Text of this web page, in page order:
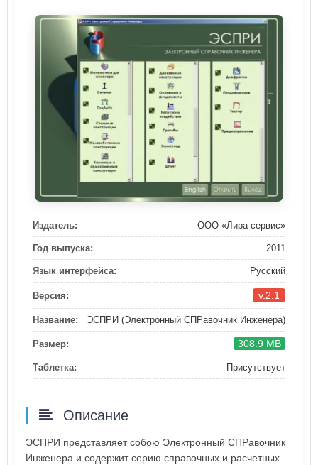
Издатель: ООО «Лира сервис»
Год выпуска: 2011
Язык интерфейса: Русский
Версия: v.2.1
Название: ЭСПРИ (Электронный СПРавочник Инженера)
Размер: 308.9 MB
Таблетка: Присутствует
Описание
ЭСПРИ представляет собою Электронный СПРавочник
Инженера и содержит серию справочных и расчетных